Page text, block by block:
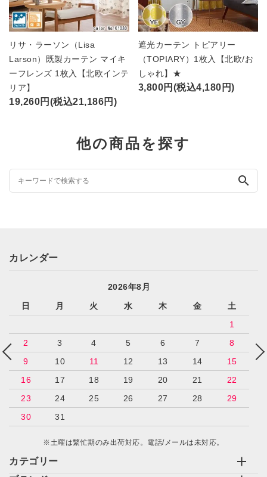
リサ・ラーソン（Lisa
Larson）既製カーテン マイキ
ーフレンズ 1枚入【北欧インテ
リア】
19,260円(税込21,186円)
遮光カーテン トピアリー
（TOPIARY）1枚入【北欧/お
しゃれ】★
3,800円(税込4,180円)
他の商品を探す
search
カテゴリー
カレンダー
2026年8月
日
月 火 水 木 金
土
1
2
3 4 5 6 7
8
9
10 11 12 13 14
15
16
17 18 19 20 21
22
23
24 25 26 27 28
29
30
31
※土曜は繁忙期のみ出荷対応。電話/メールは未対応。